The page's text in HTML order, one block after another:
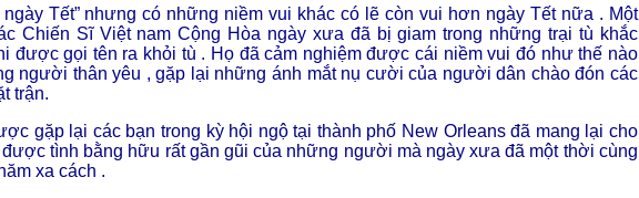
Tết” nhưng có những niềm vui khác có lẽ còn vui hơn ngày Tết nữa . Một
Chiến Sĩ Việt nam Cộng Hòa ngày xưa đã bị giam trong những trại tù khắc
được gọi tên ra khỏi tù . Họ đã cảm nghiệm được cái niềm vui đó như thế nào
người thân yêu , gặp lại những ánh mắt nụ cười của người dân chào đón các
trận.
gặp lại các bạn trong kỳ hội ngộ tại thành phố New Orleans đã mang lại cho
tình bằng hữu rất gần gũi của những người mà ngày xưa đã một thời cùng
xa cách .